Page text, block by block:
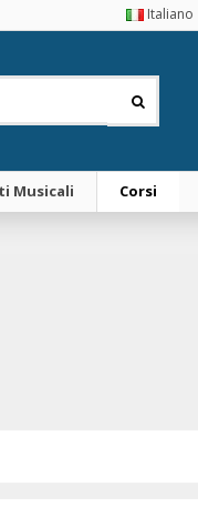
Italiano
Musicali Corsi